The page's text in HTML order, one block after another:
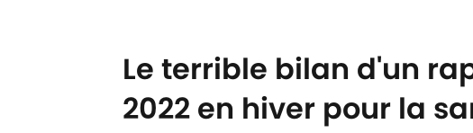
Le terrible bilan d'un
2022 en hiver pour la